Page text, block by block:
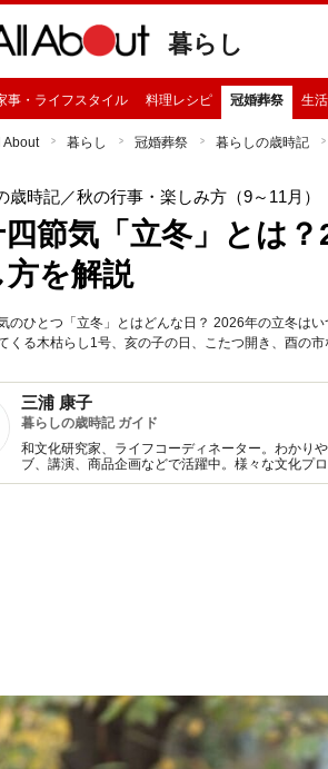
暮らし
事・ライフスタイル 料理レシピ 冠婚葬祭 生
About 暮らし 冠婚葬祭 暮らしの歳時記
歳時記／秋の行事・楽しみ方（9～11月）
節気「立冬」とは
方を解説
のひとつ「立冬」とはどんな日？ 2026年の立冬は
くる木枯らし1号、亥の子の日、こたつ開き、酉の
三浦 康子
暮らしの歳時記 ガイド
和文化研究家、ライフコーディネーター。わかり
ブ、講演、商品企画などで活躍中。様々な文化プ
書多数。